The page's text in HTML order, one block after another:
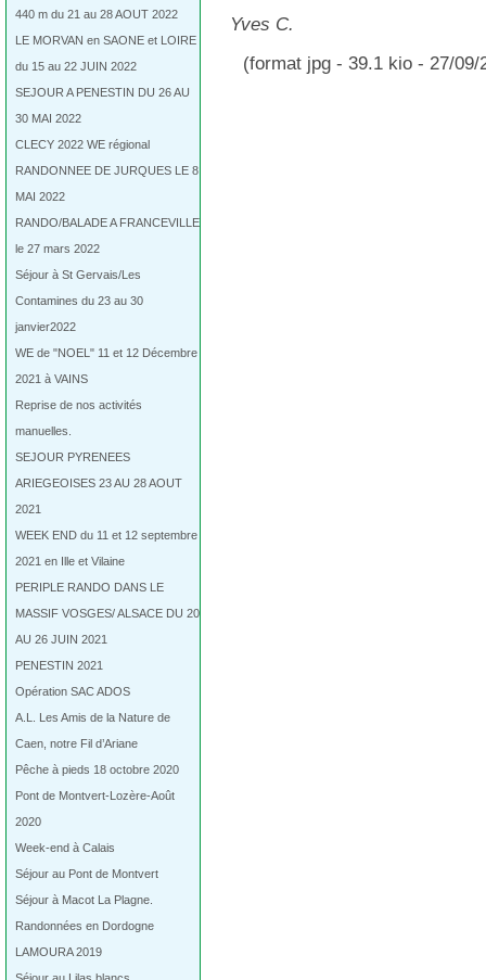
440 m du 21 au 28 AOUT 2022
LE MORVAN en SAONE et LOIRE
du 15 au 22 JUIN 2022
SEJOUR A PENESTIN DU 26 AU
30 MAI 2022
CLECY 2022 WE régional
RANDONNEE DE JURQUES LE 8
MAI 2022
RANDO/BALADE A FRANCEVILLE
le 27 mars 2022
Séjour à St Gervais/Les
Contamines du 23 au 30
janvier2022
WE de "NOEL" 11 et 12 Décembre
2021 à VAINS
Reprise de nos activités
manuelles.
SEJOUR PYRENEES
ARIEGEOISES 23 AU 28 AOUT
2021
WEEK END du 11 et 12 septembre
2021 en Ille et Vilaine
PERIPLE RANDO DANS LE
MASSIF VOSGES/ ALSACE DU 20
AU 26 JUIN 2021
PENESTIN 2021
Opération SAC ADOS
A.L. Les Amis de la Nature de
Caen, notre Fil d’Ariane
Pêche à pieds 18 octobre 2020
Pont de Montvert-Lozère-Août
2020
Week-end à Calais
Séjour au Pont de Montvert
Séjour à Macot La Plagne.
Randonnées en Dordogne
LAMOURA 2019
Yves C.
(format jpg - 39.1 kio - 27/09/